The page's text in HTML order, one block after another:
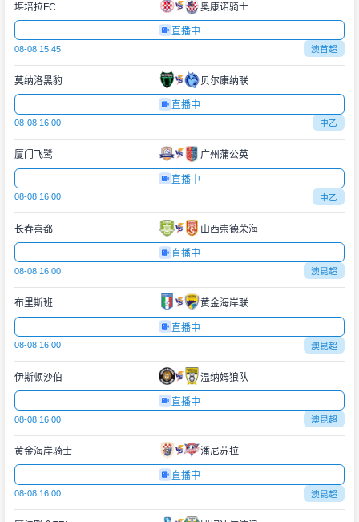
堪培拉FC 奥康诺骑士
直播中
08-08 15:45 澳首超
莫纳洛黑豹 贝尔康纳联
直播中
08-08 16:00 中乙
厦门飞鹭 广州蒲公英
直播中
08-08 16:00 中乙
长春喜都 山西崇德荣海
直播中
08-08 16:00 澳昆超
布里斯班 黄金海岸联
直播中
08-08 16:00 澳昆超
伊斯顿沙伯 温纳姆狼队
直播中
08-08 16:00 澳昆超
黄金海岸骑士 潘尼苏拉
直播中
08-08 16:00 澳昆超